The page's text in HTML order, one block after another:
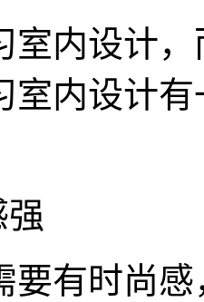
室内设计
室内设计
要有时尚